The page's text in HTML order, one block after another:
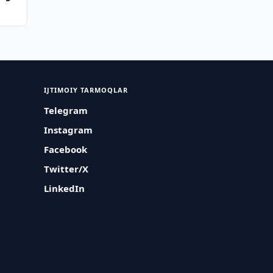
IJTIMOIY TARMOQLAR
Telegram
Instagram
Facebook
Twitter/X
LinkedIn